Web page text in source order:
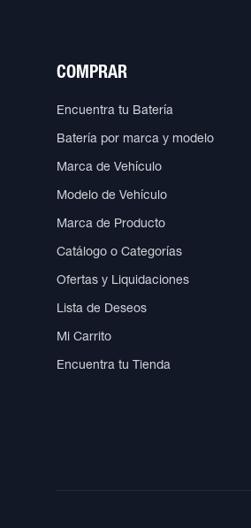
COMPRAR
Encuentra tu Batería
Batería por marca y modelo
Marca de Vehículo
Modelo de Vehículo
Marca de Producto
Catálogo o Categorías
Ofertas y Liquidaciones
Lista de Deseos
Mi Carrito
Encuentra tu Tienda